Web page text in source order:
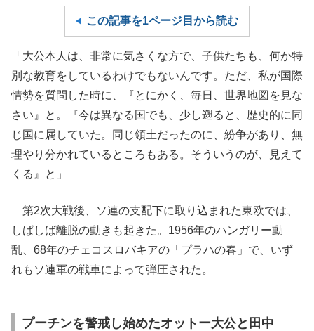
この記事を1ページ目から読む
「大公本人は、非常に気さくな方で、子供たちも、何か特
別な教育をしているわけでもないんです。ただ、私が国際
情勢を質問した時に、『とにかく、毎日、世界地図を見な
さい』と。『今は異なる国でも、少し遡ると、歴史的に同
じ国に属していた。同じ領土だったのに、紛争があり、無
理やり分かれているところもある。そういうのが、見えて
くる』と」
第2次大戦後、ソ連の支配下に取り込まれた東欧では、
しばしば離脱の動きも起きた。1956年のハンガリー動
乱、68年のチェコスロバキアの「プラハの春」で、いず
れもソ連軍の戦車によって弾圧された。
プーチンを警戒し始めたオットー大公と田中